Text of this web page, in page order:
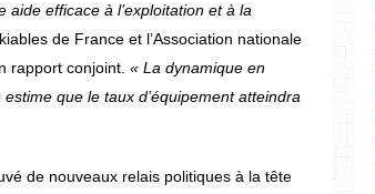
efficace à l’exploitation et à la
de France et l’Association nationale
rapport conjoint. « La dynamique en
que le taux d’équipement atteindra
de nouveaux relais politiques à la tête